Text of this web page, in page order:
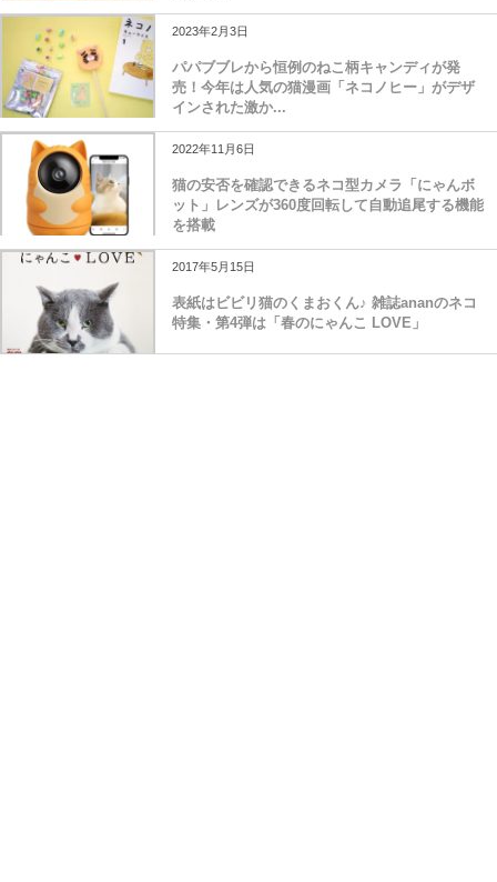
2023年2月3日
パパブブレから恒例のねこ柄キャンディが発
売！今年は人気の猫漫画「ネコノヒー」がデザ
インされた激か...
2022年11月6日
猫の安否を確認できるネコ型カメラ「にゃんボ
ット」レンズが360度回転して自動追尾する機能
を搭載
2017年5月15日
表紙はビビリ猫のくまおくん♪ 雑誌ananのネコ
特集・第4弾は「春のにゃんこ LOVE」